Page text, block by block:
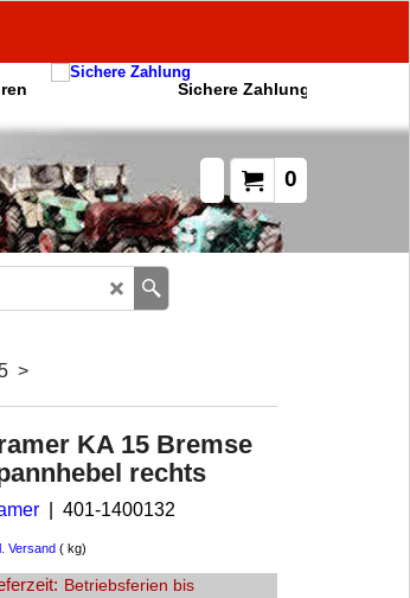
Sichere Zahlung
0
>
KA 15 Bremse
rechts
401-1400132
Versand kg
Betriebsferien bis